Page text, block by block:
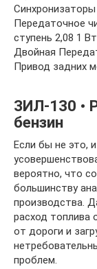
Передаточное
ступень 2,08 1
Двойная
Привод задних
ЗИЛ-130 •
бензин
Если бы не это,
вероятно, что
большинству
производства.
расход топлива
от дороги и
проблем.